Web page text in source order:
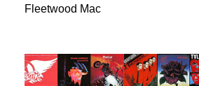
Fleetwood Mac